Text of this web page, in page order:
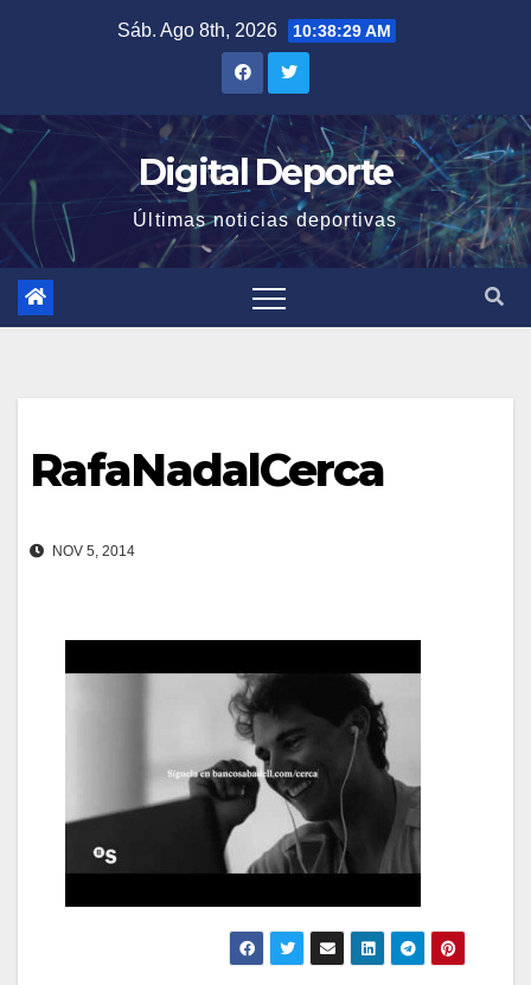
Sáb. Ago 8th, 2026 10:38:30 AM
Digital Deporte
Últimas noticias deportivas
RafaNadalCerca
NOV 5, 2014